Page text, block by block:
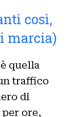
così,
marcia)
quella
traffico
di
ore,